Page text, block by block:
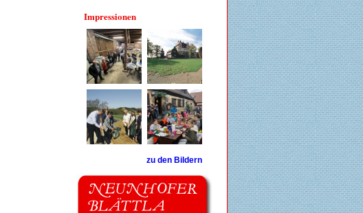
Impressionen
zu den Bildern